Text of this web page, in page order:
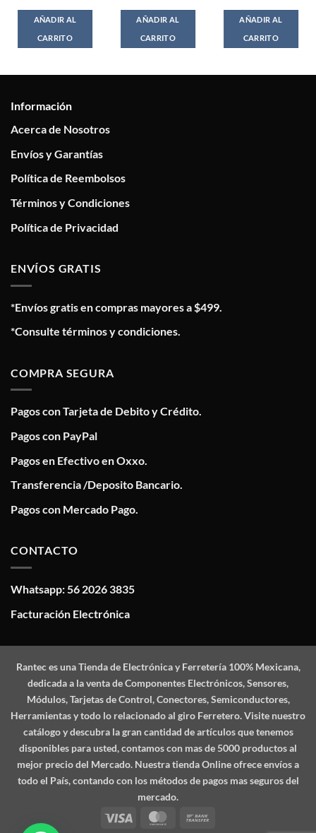
AÑADIR AL
CARRITO
AÑADIR AL
CARRITO
AÑADIR AL
CARRITO
Información
Acerca de Nosotros
Envíos y Garantías
Política de Reembolsos
Términos y Condiciones
Política de Privacidad
ENVÍOS GRATIS
*Envíos gratis en compras mayores a $499.
*Consulte términos y condiciones.
COMPRA SEGURA
Pagos con Tarjeta de Debito y Crédito.
Pagos con PayPal
Pagos en Efectivo en Oxxo.
Transferencia /Deposito Bancario.
Pagos con Mercado Pago.
CONTACTO
Whatsapp: 56 2026 3835
Facturación Electrónica
Ranteces una Tienda de Electrónica y Ferretería 100% Mexicana,
dedicada a la venta de Componentes Electrónicos, Sensores,
Módulos, Tarjetas de Control, Conectores, Semiconductores,
Herramientas y todo lo relacionado al giro Ferretero. Visite nuestro
catálogo y descubra la gran cantidad de artículos que tenemos
disponibles para usted, contamos con mas de 5000 productos al
mejor precio del Mercado. Nuestra tienda Online ofrece envíos a
todo el País, contando con los métodos de pagos mas seguros del
mercado.
Visa
MasterCard